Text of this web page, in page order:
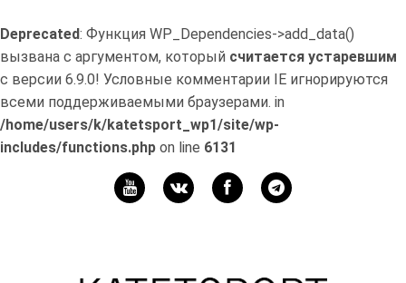
Deprecated: Функция WP_Dependencies->add_data()
вызвана с аргументом, который считается устаревшим
с версии 6.9.0! Условные комментарии IE игнорируются
всеми поддерживаемыми браузерами. in
/home/users/k/katetsport_wp1/site/wp-
includes/functions.php on line 6131
Мой